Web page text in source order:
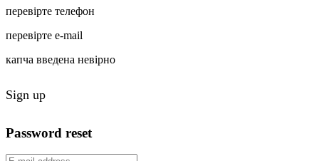
перевірте телефон
перевірте e-mail
капча введена невірно
Sign up
Password reset